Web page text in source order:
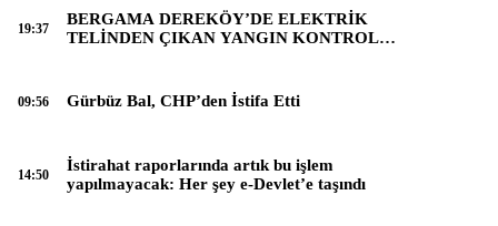
BERGAMA DEREKÖY’DE ELEKTRİK
TELİNDEN ÇIKAN YANGIN KONTROL
19:37
Gürbüz Bal, CHP’den İstifa Etti
09:56
İstirahat raporlarında artık bu işlem
yapılmayacak: Her şey e-Devlet’e taşındı
14:50